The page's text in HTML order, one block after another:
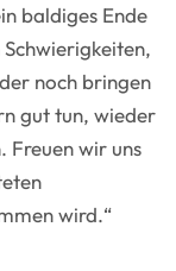
baldiges Ende
noch bringen
gut tun, wieder
Freuen wir uns
wird.“